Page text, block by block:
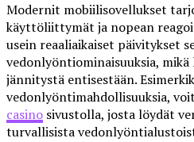
Modernit mobiilisovellukset
käyttöliittymät ja nopean
usein reaaliaikaiset päivitykset
vedonlyöntiominaisuuksia,
jännitystä entisestään.
vedonlyöntimahdollisuuksia,
casino sivustolla, josta löydät
turvallisista